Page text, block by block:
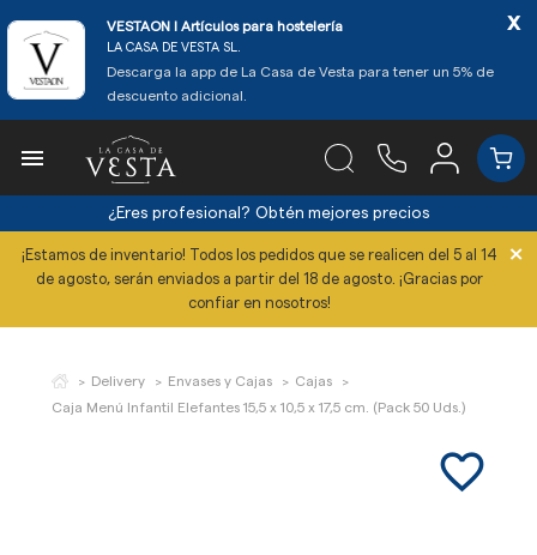
VESTAON l Artículos para hostelería
LA CASA DE VESTA SL.
Descarga la app de La Casa de Vesta para tener un 5% de
descuento adicional.
x

¿Eres profesional? Obtén mejores precios
¡Estamos de inventario! Todos los pedidos que se realicen del 5 al 14
de agosto, serán enviados a partir del 18 de agosto. ¡Gracias por
confiar en nosotros!
×
Delivery Envases y Cajas
Cajas
Caja Menú Infantil Elefantes 15,5 x 10,5 x 17,5 cm. (Pack 50 Uds.)
favorite_border